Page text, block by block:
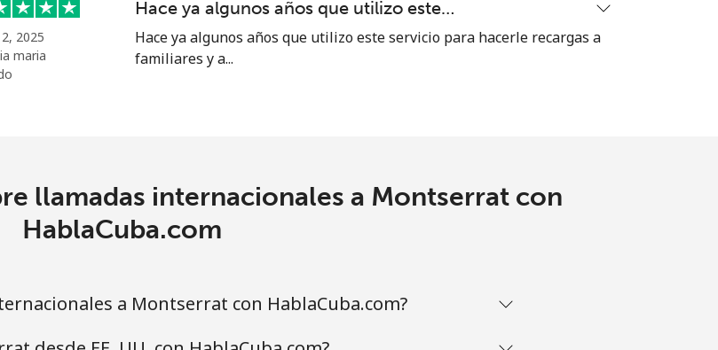
95 min por ⁦$10⁩
30 min por ⁦$10⁩ -
144 min por ⁦$10⁩
2025
maria
Hace ya algunos años que utilizo este…
Hace ya algunos años que utilizo este servicio para hacerle recargas a
familiares y a...
llamadas internacionales a Montserrat con
HablaCuba.com
a Montserrat con HablaCuba.com?